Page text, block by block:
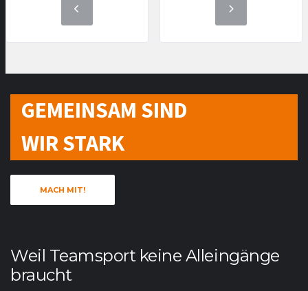
GEMEINSAM SIND
WIR STARK
MACH MIT!
Weil Teamsport keine Alleingänge
braucht